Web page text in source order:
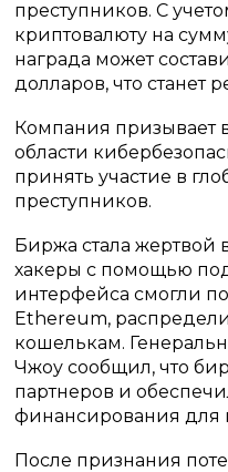
преступников. С
криптовалюту на
награда может
долларов, что станет
Компания призывает
области
принять участие в
преступников.
Биржа стала жертвой
хакеры с помощью
интерфейса смогли
Ethereum,
кошелькам.
Чжоу сообщил, что
партнеров и
финансирования для
После признания